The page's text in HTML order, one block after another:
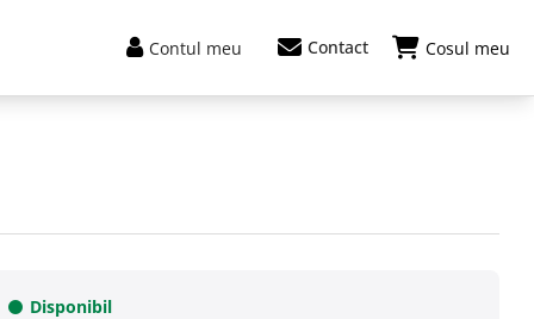
Contul meu Contact Cosul meu
Disponibil